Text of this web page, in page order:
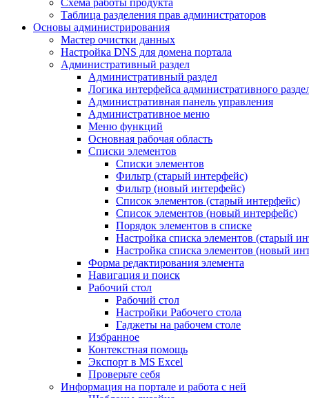
Схема работы продукта
Таблица разделения прав администраторов
Основы администрирования
Мастер очистки данных
Настройка DNS для домена портала
Административный раздел
Административный раздел
Логика интерфейса административного
Административная панель управления
Административное меню
Меню функций
Основная рабочая область
Списки элементов
Списки элементов
Фильтр (старый интерфейс)
Фильтр (новый интерфейс)
Список элементов (старый интерфейс)
Список элементов (новый интерфейс)
Порядок элементов в списке
Настройка списка элементов (старый
Настройка списка элементов (новый
Форма редактирования элемента
Навигация и поиск
Рабочий стол
Рабочий стол
Настройки Рабочего стола
Гаджеты на рабочем столе
Избранное
Контекстная помощь
Экспорт в MS Excel
Проверьте себя
Информация на портале и работа с ней